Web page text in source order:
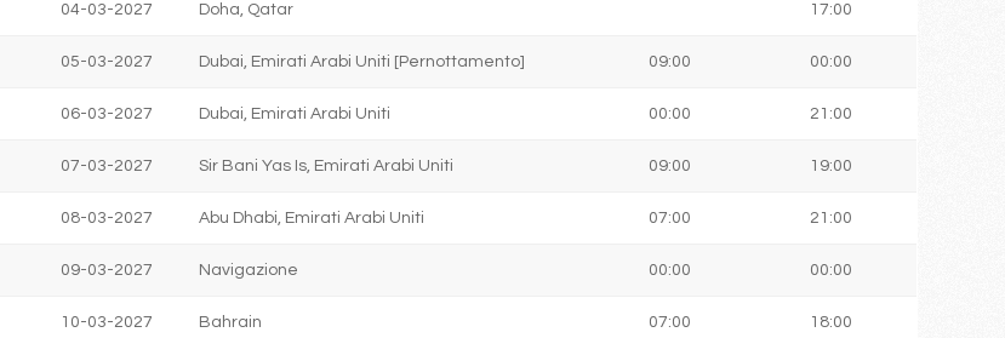
04-03-2027 Doha, Qatar 17:00
05-03-2027 Dubai, Emirati Arabi Uniti [Pernottamento] 09:00 00:00
06-03-2027 Dubai, Emirati Arabi Uniti 00:00 21:00
07-03-2027 Sir Bani Yas Is, Emirati Arabi Uniti 09:00 19:00
08-03-2027 Abu Dhabi, Emirati Arabi Uniti 07:00 21:00
09-03-2027 Navigazione 00:00 00:00
10-03-2027 Bahrain 07:00 18:00